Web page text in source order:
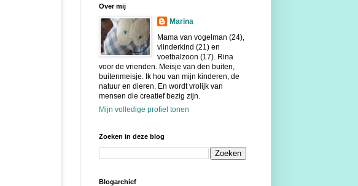
Over mij
Marina
Mama van vogelman (24),
vlinderkind (21) en
voetbalzoon (17). Rina
voor de vrienden. Meisje van den buiten,
buitenmeisje. Ik hou van mijn kinderen, de
natuur en dieren. En wordt vrolijk van
mensen die creatief bezig zijn.
Mijn volledige profiel tonen
Zoeken in deze blog
Blogarchief